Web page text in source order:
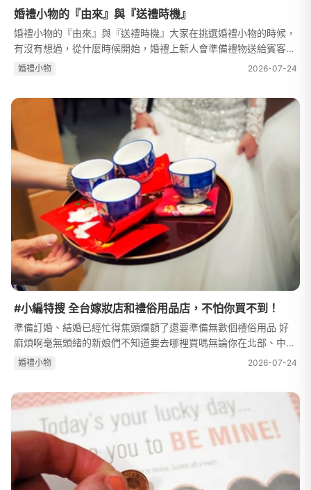
婚禮小物的『由來』與『送禮時機』
婚禮小物的『由來』與『送禮時機』大家在挑選婚禮小物的時候，
有沒有想過，從什麼時候開始，婚禮上新人會準備禮物送給賓客
呢？到底婚禮小物的由來是什麼呢？婚禮小物的由來這要把時光拉
婚禮⼩物 2026-07-24
#小編特搜 全台嫁妝店和禮俗用品店，不怕你買不到！
準備訂婚、結婚已經忙得焦頭爛額了還要準備無數個禮俗用品 好
麻煩啊毫無頭緒的新娘們不知道要去哪裡買嗎無論你在北部、中部
還是南部或是已經忙得沒辦法實際跑店面的新娘讓小編幫你網羅
婚禮⼩物 2026-07-24